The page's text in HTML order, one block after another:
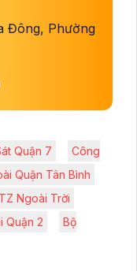
Đông, Phường
Quận 7
Công
Quận Tân Bình
Ngoài Trời
Quận 2
Bộ